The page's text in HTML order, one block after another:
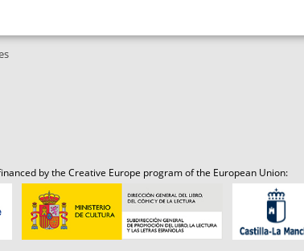
by the Creative Europe program of the European Union: